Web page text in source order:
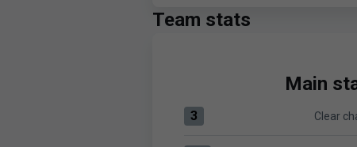
Team stats
Main
Clear chances:Real Zaragoza 3
3 Clear